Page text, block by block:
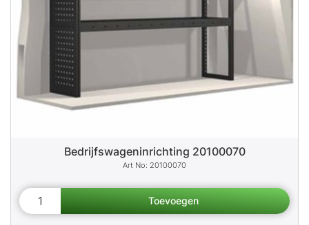
Bedrijfswageninrichting 20100070
20100070